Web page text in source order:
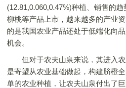
(12.81,0.060,0.47%)种植、销售的趋
柳桃等产品上市，越来越多的产业
的是我国农业产品还处于低端化向
机会。
但对于农夫山泉来说，其进入农
是寄望从农业基础做起，构建脐橙
单的农业种植，让农夫山泉付出了巨